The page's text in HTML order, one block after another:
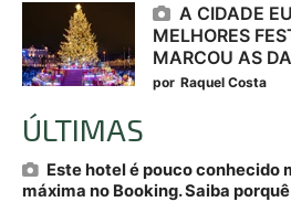
A CIDADE
MELHORES
MARCOU AS
por Raquel Costa
ÚLTIMAS
Este hotel é pouco conhecido
máxima no Booking. Saiba porquê